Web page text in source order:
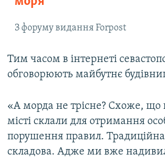
З форуму видання Forpost
Тим часом в інтернеті
обговорюють майбутнє
«А морда не трісне? Схоже, що
місті склали для отримання
порушення правил.
складова. Адже ми вже